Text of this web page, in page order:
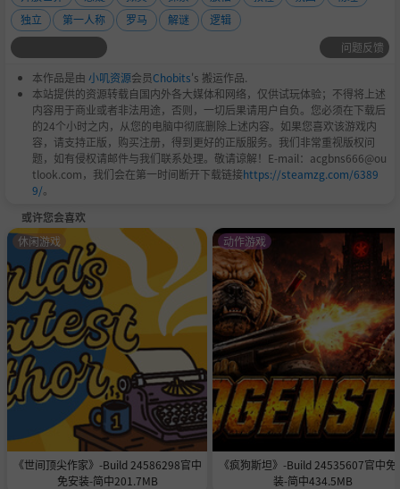
独立
第一人称 罗马 解谜
逻辑
问题反馈
本作品是由 小叽资源会员Chobits's 搬运作品.
本站提供的资源转载自国内外各大媒体和网络，仅供试玩体验；不得将上述
内容用于商业或者非法用途，否则，一切后果请用户自负。您必须在下载后
的24个小时之内，从您的电脑中彻底删除上述内容。如果您喜欢该游戏内
容，请支持正版，购买注册，得到更好的正版服务。我们非常重视版权问
题，如有侵权请邮件与我们联系处理。敬请谅解！E-mail：acgbns666@ou
tlook.com，我们会在第一时间断开下载链接https://steamzg.com/6389
9/。
或许您会喜欢
《世间顶尖作家》-Build 24586298官中
免安装-简中201.7MB
休闲游戏
《疯狗斯坦》-Build 24535607官中免
装-简中434.5MB
动作游戏